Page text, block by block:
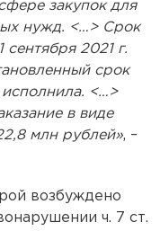
закупок для
нужд. <…> Срок
сентября 2021 г.
срок
исполнила. <…>
в виде
млн рублей», –
возбуждено
ч. 7 ст.